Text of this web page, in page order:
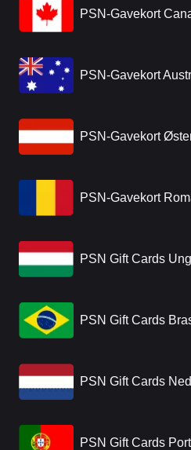
PSN-Gavekort
PSN-Gavekort
PSN-Gavekort
PSN-Gavekort
PSN Gift Cards
PSN Gift Cards
PSN Gift Cards
PSN Gift Cards